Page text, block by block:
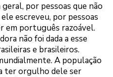
por pessoas que não
escreveu, por pessoas
em português razoável.
não foi dada a esse
e brasileiros.
A população
ter orgulho dele ser